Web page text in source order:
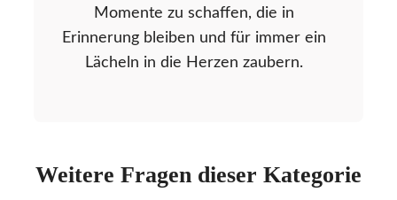
Momente zu schaffen, die in
Erinnerung bleiben und für immer ein
Lächeln in die Herzen zaubern.
Weitere Fragen dieser Kategorie